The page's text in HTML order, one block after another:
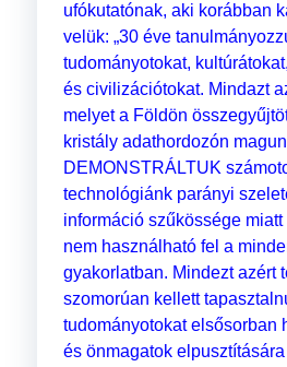
ufókutatónak, aki korábban
velük: „30 éve
tudományotokat,
és civilizációtokat. Mindazt
melyet a Földön
kristály adathordozón
DEMONSTRÁLTUK
technológiánk parányi
információ szűkössége
nem használható fel a
gyakorlatban. Mindezt azért
szomorúan kellett
tudományotokat elsősorban
és önmagatok